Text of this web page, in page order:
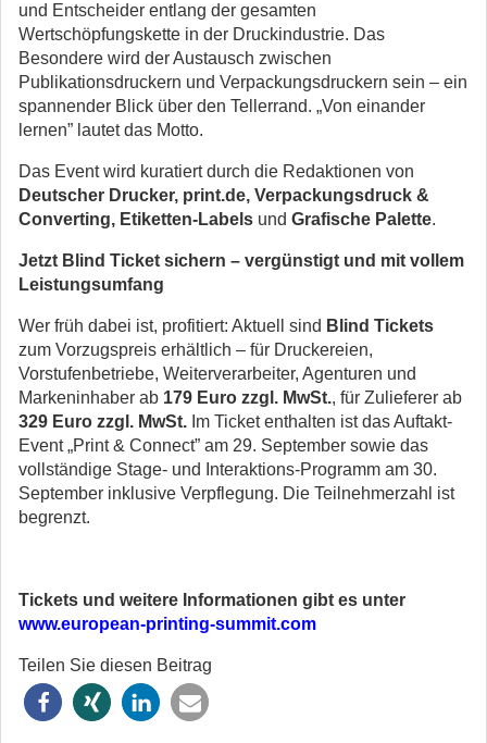
und Entscheider entlang der gesamten
Wertschöpfungskette in der Druckindustrie. Das
Besondere wird der Austausch zwischen
Publikationsdruckern und Verpackungsdruckern sein – ein
spannender Blick über den Tellerrand. „Von einander
lernen” lautet das Motto.
Das Event wird kuratiert durch die Redaktionen von
Deutscher Drucker, print.de, Verpackungsdruck &
Converting, Etiketten-Labels und Grafische Palette.
Jetzt Blind Ticket sichern – vergünstigt und mit vollem
Leistungsumfang
Wer früh dabei ist, profitiert: Aktuell sind Blind Tickets
zum Vorzugspreis erhältlich – für Druckereien,
Vorstufenbetriebe, Weiterverarbeiter, Agenturen und
Markeninhaber ab 179 Euro zzgl. MwSt., für Zulieferer ab
329 Euro zzgl. MwSt. Im Ticket enthalten ist das Auftakt-
Event „Print & Connect” am 29. September sowie das
vollständige Stage- und Interaktions-Programm am 30.
September inklusive Verpflegung. Die Teilnehmerzahl ist
begrenzt.
Tickets und weitere Informationen gibt es unter
www.european-printing-summit.com
Teilen Sie diesen Beitrag